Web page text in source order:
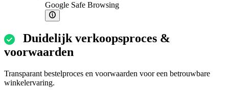
Google Safe Browsing
Duidelijk verkoopsproces &
voorwaarden
Transparant bestelproces en voorwaarden voor een betrouwbare
winkelervaring.